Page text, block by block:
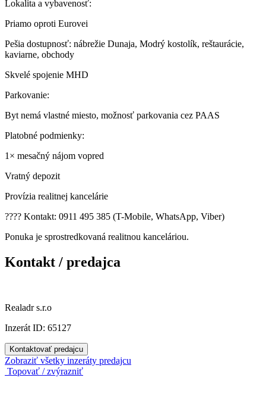
Lokalita a vybavenosť:
Priamo oproti Eurovei
Pešia dostupnosť: nábrežie Dunaja, Modrý kostolík, reštaurácie,
kaviarne, obchody
Skvelé spojenie MHD
Parkovanie:
Byt nemá vlastné miesto, možnosť parkovania cez PAAS
Platobné podmienky:
1× mesačný nájom vopred
Vratný depozit
Provízia realitnej kancelárie
???? Kontakt: 0911 495 385 (T-Mobile, WhatsApp, Viber)
Ponuka je sprostredkovaná realitnou kanceláriou.
Kontakt / predajca
Realadr s.r.o
Inzerát ID: 65127
Kontaktovať predajcu
Zobraziť všetky inzeráty predajcu
Topovať / zvýrazniť